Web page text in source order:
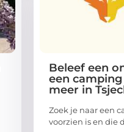
Beleef een
een
meer in
Zoek je naar een
voorzien is en die